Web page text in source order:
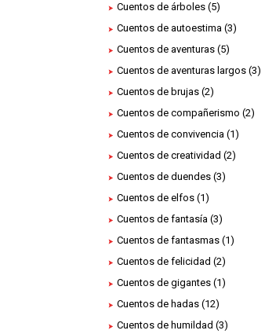
Cuentos de árboles (5)
Cuentos de autoestima (3)
Cuentos de aventuras (5)
Cuentos de aventuras largos (3)
Cuentos de brujas (2)
Cuentos de compañerismo (2)
Cuentos de convivencia (1)
Cuentos de creatividad (2)
Cuentos de duendes (3)
Cuentos de elfos (1)
Cuentos de fantasía (3)
Cuentos de fantasmas (1)
Cuentos de felicidad (2)
Cuentos de gigantes (1)
Cuentos de hadas (12)
Cuentos de humildad (3)